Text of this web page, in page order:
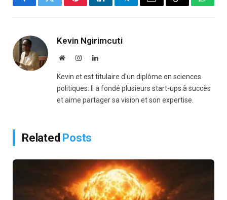
FacebookTwitterPinterestLinkedInTelegramEmail Copy
Kevin Ngirimcuti
WebsiteInstagramLinkedIn
Kevin et est titulaire d'un diplôme en sciences
politiques. Il a fondé plusieurs start-ups à succès
et aime partager sa vision et son expertise.
Related Posts